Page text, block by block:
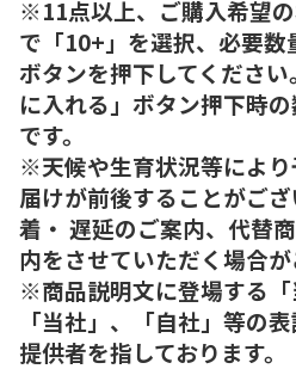
※11点以上、ご購入希望
で「10+」を選択、必要数
ボタンを押下してくださ
に入れる」ボタン押下時
です。
※天候や生育状況等によ
届けが前後することがご
着・ 遅延のご案内、代替
内をさせていただく場合が
※商品説明文に登場する「
「当社」、「自社」等の
提供者を指しております。